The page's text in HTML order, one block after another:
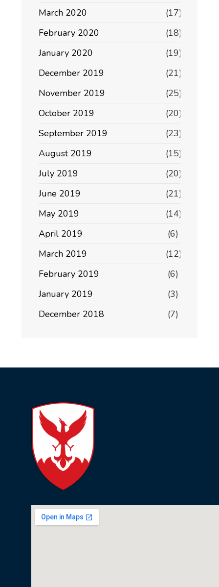
March 2020
(17)
February 2020
(18)
January 2020
(19)
December 2019
(21)
November 2019
(25)
October 2019
(20)
September 2019
(23)
August 2019
(15)
July 2019
(20)
June 2019
(21)
May 2019
(14)
April 2019
(6)
March 2019
(12)
February 2019
(6)
January 2019
(3)
December 2018
(7)